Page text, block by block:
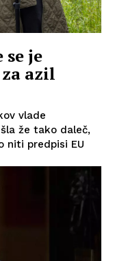
se je
azil
vlade
že tako daleč,
niti predpisi EU